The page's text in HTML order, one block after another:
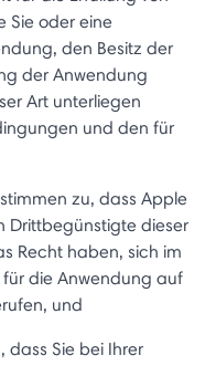
Sie oder eine
den Besitz der
der Anwendung
Art unterliegen
und den für
zu, dass Apple
Drittbegünstigte dieser
Recht haben, sich im
die Anwendung auf
und
dass Sie bei Ihrer